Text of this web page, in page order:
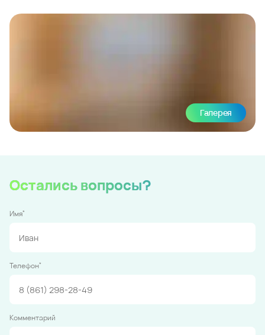
Галерея
Остались вопросы?
Имя*
Телефон*
Комментарий